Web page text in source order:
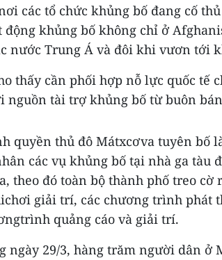
các tổ chức khủng bố đang cố
khủng bố không chỉ ở
nước Trung Á và đôi khi vươn tới
thấy cần phối hợp nỗ lực quốc tế
nguồn tài trợ khủng bố từ buôn
quyền thủ đô Mátxcơva tuyên bố
các vụ khủng bố tại nhà ga tàu
theo đó toàn bộ thành phố treo cờ
giải trí, các chương trình phát
quảng cáo và giải trí.
ngày 29/3, hàng trăm người dân ở